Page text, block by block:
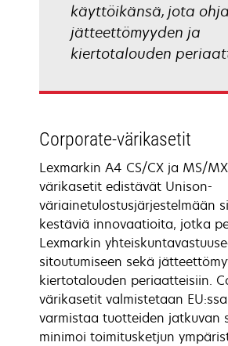
käyttöikänsä, jota
jätteettömyyden ja
kiertotalouden
Corporate-värikasetit
Lexmarkin A4 CS/CX ja MS/
värikasetit edistävät Unison-
väriainetulostusjärjestelmään
kestäviä innovaatioita, jotka
Lexmarkin
sitoutumiseen sekä
kiertotalouden periaatteisiin.
värikasetit valmistetaan
varmistaa tuotteiden jatkuvan
minimoi toimitusketjun